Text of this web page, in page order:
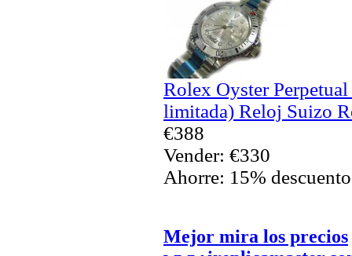
Rolex Oyster
limitada) Reloj Suizo
€388
Vender: €330
Ahorre: 15% descuento
Mejor mira los precios